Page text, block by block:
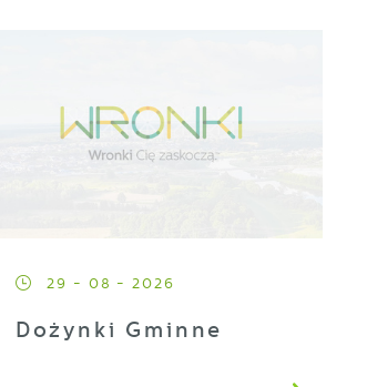
29 - 08 - 2026
Dożynki Gminne